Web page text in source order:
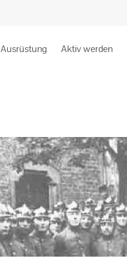
Ausrüstung Aktiv werden